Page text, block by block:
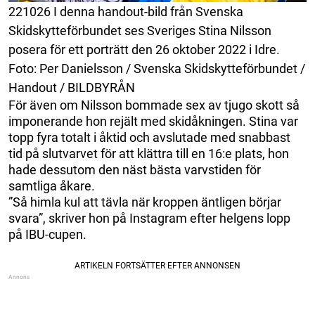
221026 I denna handout-bild från Svenska
Skidskytteförbundet ses Sveriges Stina Nilsson
posera för ett porträtt den 26 oktober 2022 i Idre.
Foto: Per Danielsson / Svenska Skidskytteförbundet /
Handout / BILDBYRÅN
För även om Nilsson bommade sex av tjugo skott så
imponerande hon rejält med skidåkningen. Stina var
topp fyra totalt i åktid och avslutade med snabbast
tid på slutvarvet för att klättra till en 16:e plats, hon
hade dessutom den näst bästa varvstiden för
samtliga åkare.
”Så himla kul att tävla när kroppen äntligen börjar
svara”, skriver hon på Instagram efter helgens lopp
på IBU-cupen.